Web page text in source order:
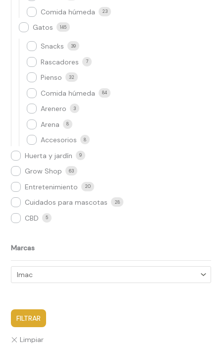
Comida húmeda 23
Gatos 145
Snacks 39
Rascadores 7
Pienso 32
Comida húmeda 84
Arenero 3
Arena 8
Accesorios 8
Huerta y jardín 9
Grow Shop​ 63
Entretenimiento 20
Cuidados para mascotas 28
CBD 5
Marcas
FILTRAR